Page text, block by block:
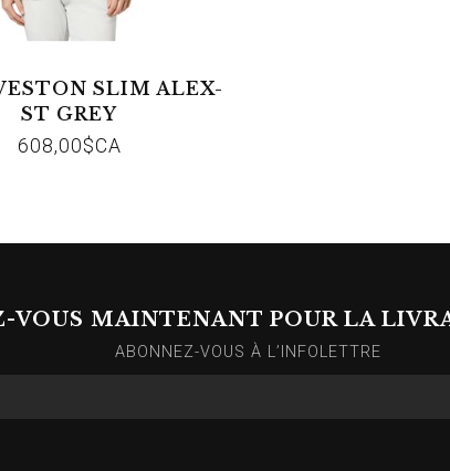
SLIM ALEX-
ST GREY
608,00$CA
VOUS MAINTENANT POUR LA
ABONNEZ-VOUS À L’INFOLETTRE